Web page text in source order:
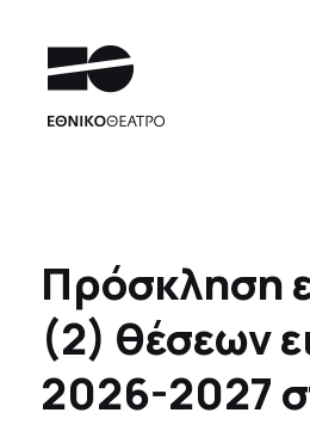
Πρόσκληση
(2) θέσεων
2026-2027